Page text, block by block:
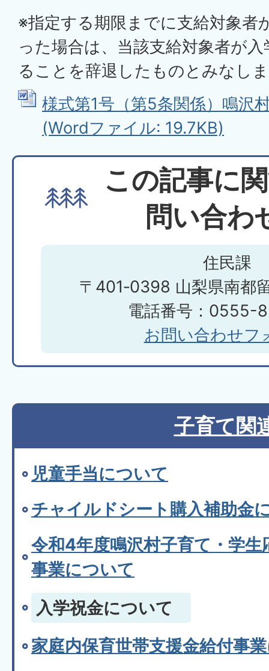
※指定する期限までに支給対象者
った場合は、当該支給対象者が
ることを辞退したものとみなし
様式第1号（第5条関係）鳴沢
(Wordファイル: 19.7KB)
この記事に
問い合わ
住民課
〒401‐0398 山梨県南都
電話番号：0555-
お問い合わせフ
子育て関
児童手当について
チャイルドシート購入補助金
令和4年度鳴沢村子育て・学生
事業について
入学祝金について
家庭内保育世帯支援金給付事